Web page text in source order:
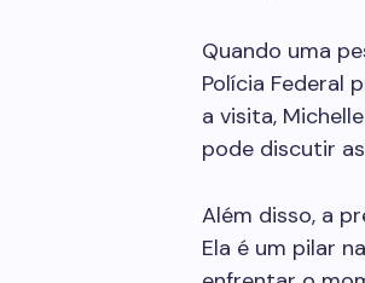
Quando uma
Polícia Federal
a visita,
pode discutir
Além disso, a
Ela é um pilar